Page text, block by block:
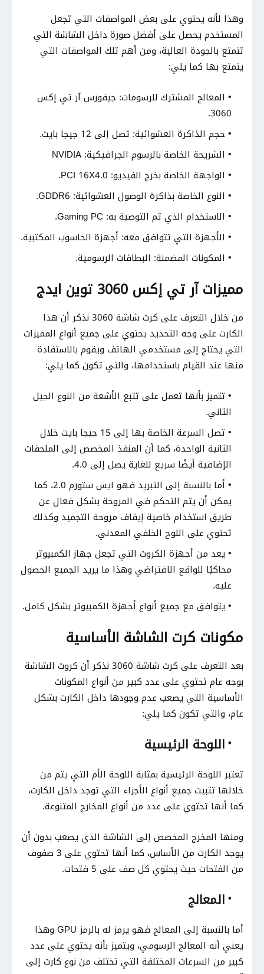
وهذا لأنه يحتوي على بعض المواصفات التي تجعل
المستخدم يحصل على أفضل صورة داخل الشاشة التي
تتمتع بالجودة العالية، ومن أهم تلك المواصفات التي
يتمتع بها كما يلي:
المعالج المشترك للرسومات: جيفورس آر تي إكس
3060.
حجم الذاكرة العشوائية: تصل إلى 12 جيجا بايت.
الشريحة الخاصة بالرسوم الجرافيكية: NVIDIA
الواجهة الخاصة بخرج الفيديو: PCI 16X4.0.
النوع الخاصة بذاكرة الوصول العشوائية: GDDR6.
الاستخدام الذي تم التوصية به: Gaming PC.
الأجهزة التي تتوافق معه: أجهزة الحاسوب المكتبية.
المكونات المضمنة: البطاقات الرسومية.
مميزات آر تي إكس 3060 توين ايدج
من خلال التعرف على كرت شاشة 3060 نذكر أن هذا
الكارت على وجه التحديد يحتوي على جميع أنواع المميزات
التي يحتاج إلى مستخدمي الهاتف ويقوم بالاستفادة
منها عند القيام باستخدامها، والتي تكون كما يلي:
تتميز بأنها تعمل على تتبع الأشعة من النوع الجيل
الثاني.
تصل السرعة الخاصة بها إلى 15 جيجا بايت خلال
الثانية الواحدة، كما أن المنفذ المخصص إلى الملحقات
الإضافية أيضًا سريع للغاية يصل إلى 4.0.
أما بالنسبة إلى التبريد فهو ايس ستورم 2.0، كما
يمكن أن يتم التحكم في المروحة بشكل فعال عن
طريق استخدام خاصية إيقاف مروحة التجميد وكذلك
تحتوي على اللوح الخلفي المعدني.
يعد من أجهزة الكروت التي تجعل جهاز الكمبيوتر
محاكيًا للواقع الافتراضي وهذا ما يريد الجميع الحصول
عليه.
يتوافق مع جميع أنواع أجهزة الكمبيوتر بشكل كامل.
مكونات كرت الشاشة الأساسية
بعد التعرف على كرت شاشة 3060 نذكر أن كروت الشاشة
بوجه عام تحتوي على عدد كبير من أنواع المكونات
الأساسية التي يصعب عدم وجودها داخل الكارت بشكل
عام، والتي تكون كما يلي:
اللوحة الرئيسية
تعتبر اللوحة الرئيسية بمثابة اللوحة الأم التي يتم من
خلالها تثبيت جميع أنواع الأجزاء التي توجد داخل الكارت،
كما أنها تحتوي على عدد من أنواع المخارج المتنوعة.
ومنها المخرج المخصص إلى الشاشة الذي يصعب بدون أن
يوجد الكارت من الأساس، كما أنها تحتوي على 3 صفوف
من الفتحات حيث يحتوي كل صف على 5 فتحات.
المعالج
أما بالنسبة إلى المعالج فهو يرمز له بالرمز GPU وهذا
يعني أنه المعالج الرسومي، ويتميز بأنه يحتوي على عدد
كبير من السرعات المختلفة التي تختلف من نوع كارت إلى